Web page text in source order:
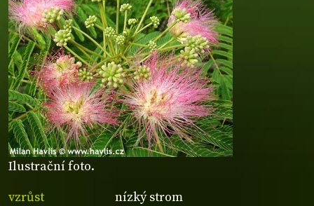
Ilustrační foto.
vzrůst
nízký strom